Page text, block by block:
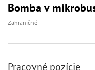
Bomba v
Zahraničné
Pracovné pozície